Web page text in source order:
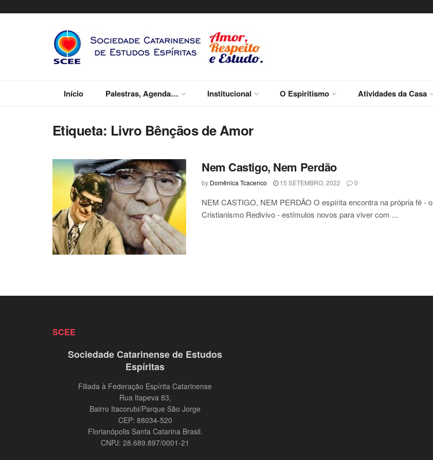
Início Palestras, Agenda… Institucional O Espiritismo Atividades da Casa
Etiqueta: Livro Bênçãos de Amor
Nem Castigo, Nem Perdão
by Domênica Tcacenco 15 SETEMBRO, 2022 0
NEM CASTIGO, NEM PERDÃO O espírita encontra na própria fé - o
Cristianismo Redivivo - estímulos novos para viver com ...
SCEE
Sociedade Catarinense de Estudos
Espíritas
Filiada à Federação Espírita Catarinense
Rua Itapeva 83,
Bairro Itacorubi/Parque São Jorge
CEP: 88034-520
Florianópolis Santa Catarina Brasil.
CNPJ: 28.689.897/0001-21